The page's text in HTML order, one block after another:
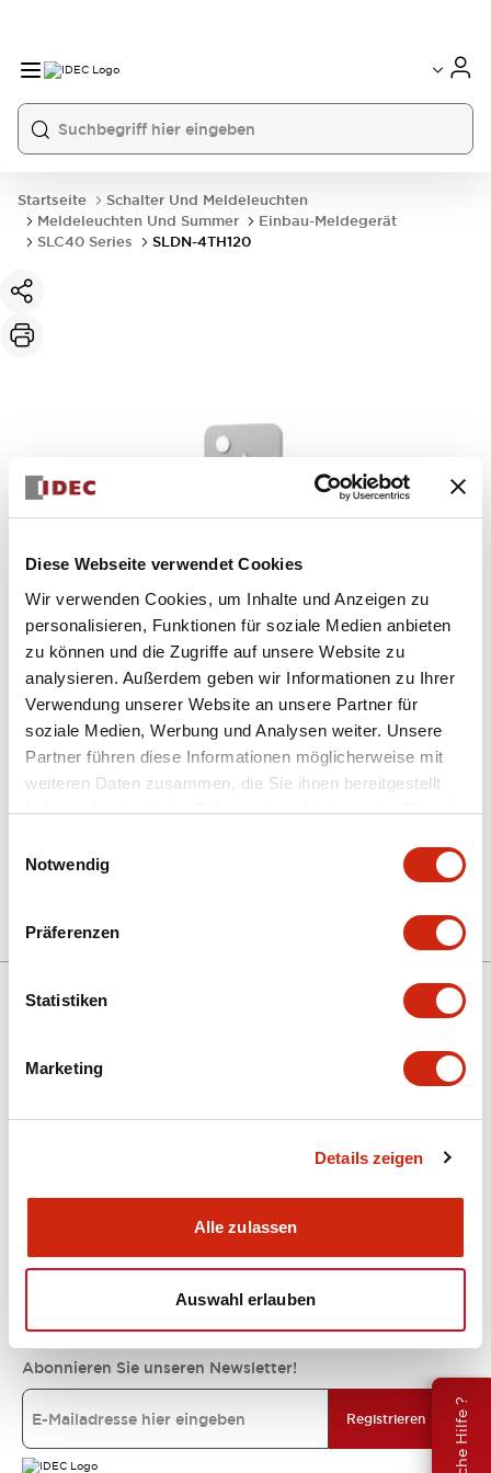
Diese Webseite verwendet Cookies
Wir verwenden Cookies, um Inhalte und Anzeigen zu
personalisieren, Funktionen für soziale Medien anbieten
zu können und die Zugriffe auf unsere Website zu
analysieren. Außerdem geben wir Informationen zu Ihrer
Verwendung unserer Website an unsere Partner für
soziale Medien, Werbung und Analysen weiter. Unsere
Partner führen diese Informationen möglicherweise mit
weiteren Daten zusammen, die Sie ihnen bereitgestellt
haben oder die sie im Rahmen Ihrer Nutzung der Dienste
Notwendig
Präferenzen
Statistiken
Marketing
Details zeigen
Alle zulassen
Auswahl erlauben
Startseite
Schalter Und Meldeleuchten
Meldeleuchten Und Summer
Einbau-Meldegerät
SLC40 Series
SLDN-4TH120
SLDN-4TH120
TRANSFORMATOR
Ressourcen und Dokumente
Über IDEC
Abonnieren Sie unseren Newsletter!
Registrieren